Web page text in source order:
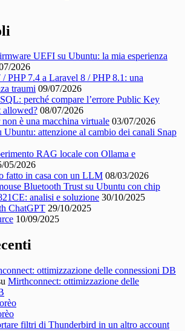
UEFI su Ubuntu: la mia esperienza
2026
PHP 7.4 a Laravel 8 / PHP 8.1: una
traumi 09/07/2026
perché compare l’errore Public Key
allowed? 08/07/2026
è una macchina virtuale 03/07/2026
Ubuntu: attenzione al cambio dei canali Snap
RAG locale con Ollama e
05/2026
fatto in casa con un LLM 08/03/2026
Bluetooth Trust su Ubuntu con chip
analisi e soluzione 30/10/2025
ChatGPT 29/10/2025
10/09/2025
ottimizzazione delle connessioni DB
Mirthconnect: ottimizzazione delle
filtri di Thunderbird in un altro account